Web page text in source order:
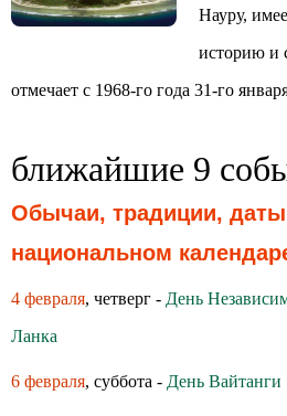
Науру,
историю и
отмечает с 1968-го года 31-го
ближайшие 9
Обычаи, традиции,
национальном
4 февраля, четверг - День
Ланка
6 февраля, суббота - День Вайтанги